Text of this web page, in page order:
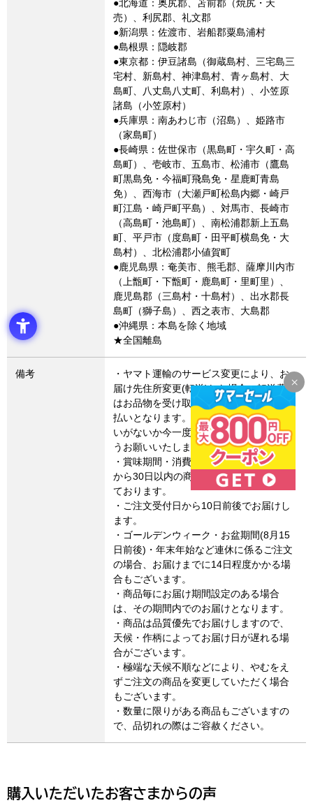
●北海道：奥尻郡、苫前郡（焼尻・天
売）、利尻郡、礼文郡
●新潟県：佐渡市、岩船郡粟島浦村
●島根県：隠岐郡
●東京都：伊豆諸島（御蔵島村、三宅島三
宅村、新島村、神津島村、青ヶ島村、大
島町、八丈島八丈町、利島村）、小笠原
諸島（小笠原村）
●兵庫県：南あわじ市（沼島）、姫路市
（家島町）
●長崎県：佐世保市（黒島町・宇久町・高
島町）、壱岐市、五島市、松浦市（鷹島
町黒島免・今福町飛島免・星鹿町青島
免）、西海市（大瀬戸町松島内郷・崎戸
町江島・崎戸町平島）、対馬市、長崎市
（高島町・池島町）、南松浦郡新上五島
町、平戸市（度島町・田平町横島免・大
島村）、北松浦郡小値賀町
●鹿児島県：奄美市、熊毛郡、薩摩川内市
（上甑町・下甑町・鹿島町・里町里）、
鹿児島郡（三島村・十島村）、出水郡長
島町（獅子島）、西之表市、大島郡
●沖縄県：本島を除く地域
★全国離島
備考
・ヤマト運輸のサービス変更により、お
届け先住所変更(転送)した場合、転送費用
はお品物を受け取るお客さまによるお支
払いとなります。お届け先住所にお間違
いがないか今一度ご確認いただきますよ
うお願いいたします。
・賞味期間・消費期限は、製造・加工日
から30日以内の商品についてのみ記載し
ております。
・ご注文受付日から10日前後でお届けし
ます。
・ゴールデンウィーク・お盆期間(8月15
日前後)・年末年始など連休に係るご注文
の場合、お届けまでに14日程度かかる場
合もございます。
・商品毎にお届け期間設定のある場合
は、その期間内でのお届けとなります。
・商品は品質優先でお届けしますので、
天候・作柄によってお届け日が遅れる場
合がございます。
・極端な天候不順などにより、やむをえ
ずご注文の商品を変更していただく場合
もございます。
・数量に限りがある商品もございますの
で、品切れの際はご容赦ください。
購入いただいたお客さまからの声